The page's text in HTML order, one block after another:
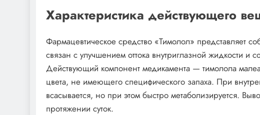
Характеристика действующего
Фармацевтическое средство «Тимолол» представляет
связан с улучшением оттока внутриглазной жидкости и
Действующий компонент медикамента — тимолола
цвета, не имеющего специфического запаха. При
всасывается, но при этом быстро метаболизируется.
протяжении суток.